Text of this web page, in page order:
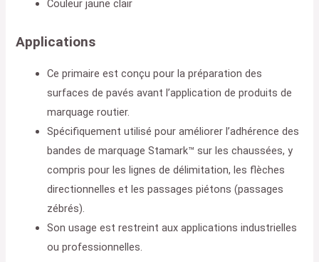
Couleur jaune clair
Applications
Ce primaire est conçu pour la préparation des
surfaces de pavés avant l’application de produits de
marquage routier.
Spécifiquement utilisé pour améliorer l’adhérence des
bandes de marquage Stamark™ sur les chaussées, y
compris pour les lignes de délimitation, les flèches
directionnelles et les passages piétons (passages
zébrés).
Son usage est restreint aux applications industrielles
ou professionnelles.